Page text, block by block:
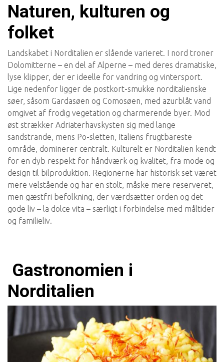
Naturen, kulturen og
folket
Landskabet i Norditalien er slående varieret. I nord troner
Dolomitterne – en del af Alperne – med deres dramatiske,
lyse klipper, der er ideelle for vandring og vintersport.
Lige nedenfor ligger de postkort-smukke norditalienske
søer, såsom Gardasøen og Comosøen, med azurblåt vand
omgivet af frodig vegetation og charmerende byer. Mod
øst strækker Adriaterhavskysten sig med lange
sandstrande, mens Po-sletten, Italiens frugtbareste
område, dominerer centralt. Kulturelt er Norditalien kendt
for en dyb respekt for håndværk og kvalitet, fra mode og
design til bilproduktion. Regionerne har historisk set været
mere velstående og har en stolt, måske mere reserveret,
men gæstfri befolkning, der værdsætter orden og det
gode liv – la dolce vita – særligt i forbindelse med måltider
og familieliv.
Gastronomien i
Norditalien